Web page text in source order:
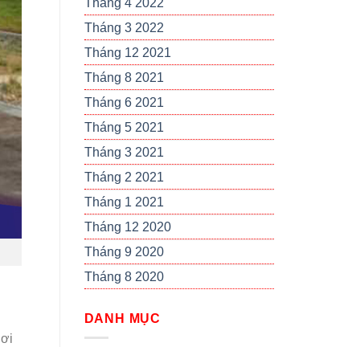
Tháng 3 2022
Tháng 12 2021
Tháng 8 2021
Tháng 6 2021
Tháng 5 2021
Tháng 3 2021
Tháng 2 2021
Tháng 1 2021
Tháng 12 2020
Tháng 9 2020
Tháng 8 2020
DANH MỤC